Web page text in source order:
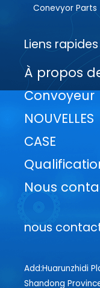
Conevyor Parts
Liens rapides
À propos
Convoyeur
NOUVELLES
CASE
Nous
nous
Add:Huarunzhidi
Shandong